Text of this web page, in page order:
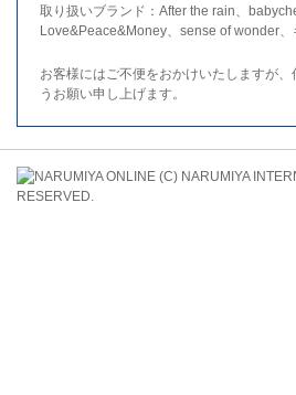
取り扱いブランド：After the rain、
Love&Peace&Money、sense of wonder、
お客様にはご不便をおかけいたしますが、
うお願い申し上げます。